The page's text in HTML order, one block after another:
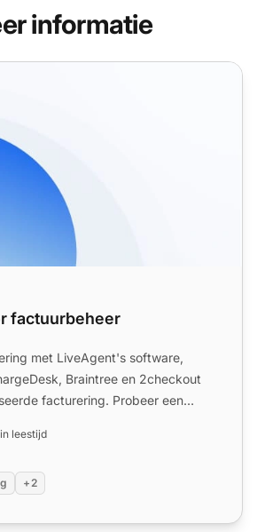
informatie
factuurbeheer
met LiveAgent's software,
Braintree en 2checkout
facturering. Probeer een
leestijd
+2